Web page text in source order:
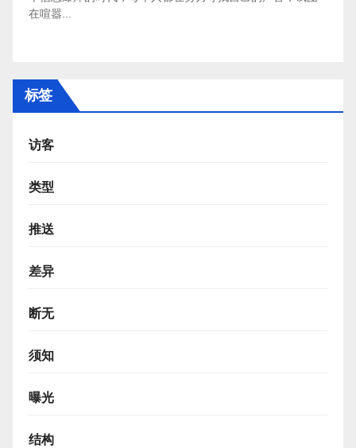
在喧嚣...
标签
访客
类型
推送
差异
断无
须知
曝光
结构